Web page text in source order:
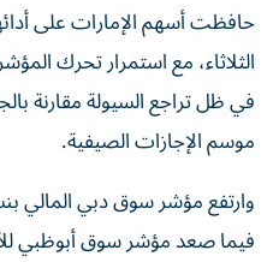
حافظت أسهم الإمارات على
الثلاثاء، مع استمرار تحرك
في ظل تراجع السيولة مقارنة
موسم الإجازات الصيفية.